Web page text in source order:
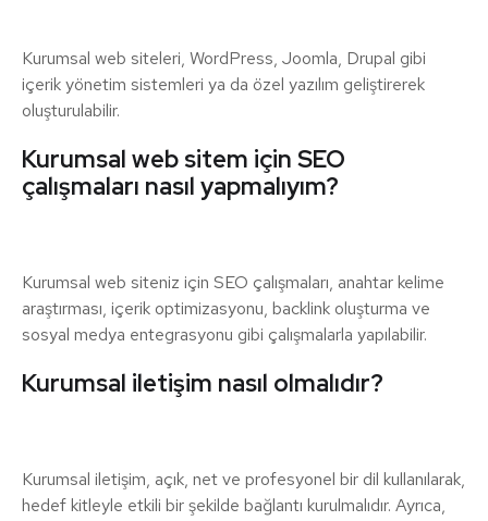
Kurumsal web siteleri, WordPress, Joomla, Drupal gibi
içerik yönetim sistemleri ya da özel yazılım geliştirerek
oluşturulabilir.
Kurumsal web sitem için SEO
çalışmaları nasıl yapmalıyım?
Kurumsal web siteniz için SEO çalışmaları, anahtar kelime
araştırması, içerik optimizasyonu, backlink oluşturma ve
sosyal medya entegrasyonu gibi çalışmalarla yapılabilir.
Kurumsal iletişim nasıl olmalıdır?
Kurumsal iletişim, açık, net ve profesyonel bir dil kullanılarak,
hedef kitleyle etkili bir şekilde bağlantı kurulmalıdır. Ayrıca,